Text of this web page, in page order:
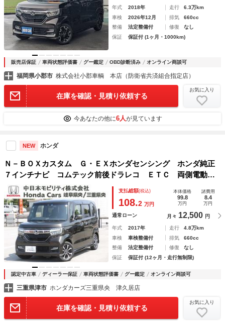
年式 2018年 走行
6.3万km
車検
2026年12月 排気
660cc
整備
法定整備付 修復
なし
保証
保証付 (1ヶ月・1000km)
販売店保証 車両状態評価書 グー鑑定 OBD診断済み オンライン商談可
福岡県小郡市 株式会社小郡車輌 本店（防衛省共済組合指定店）
在庫を確認・見積り依頼する
お気に入り
今あなたの他に6人が見ています
NEW ホンダ
Ｎ－ＢＯＸカスタム Ｇ・ＥＸホンダセンシング ホンダ純正
７インチナビ コムテック前後ドラレコ ＥＴＣ 両側電動ス
ライドドア カーテンエアバッグ フルセグＴＶ ＤＶＤ再
生 リアカメラ ブルートゥースオーディオ 車線逸脱防止
電動格納ドアミラー ＰＷ
支払総額(税込)
108.2 万円
本体価格
99.8
万円
諸費用
8.4
万円
通常ローン 月々 12,500 円
年式 2017年 走行
4.8万km
車検
車検整備付 排気
660cc
整備
法定整備付 修復
なし
保証
保証付 (12ヶ月・走行無制限)
認定中古車 ディーラー保証 車両状態評価書 グー鑑定 オンライン商談可
三重県津市 ホンダカーズ三重県央 津久居店
在庫を確認・見積り依頼する
お気に入り